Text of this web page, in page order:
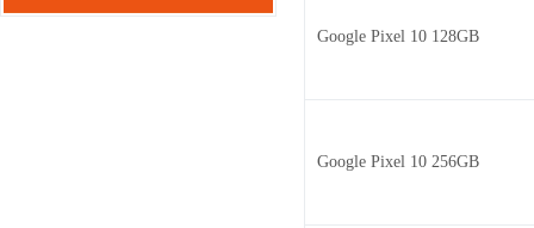
Google Pixel 10 128GB
Google Pixel 10 256GB